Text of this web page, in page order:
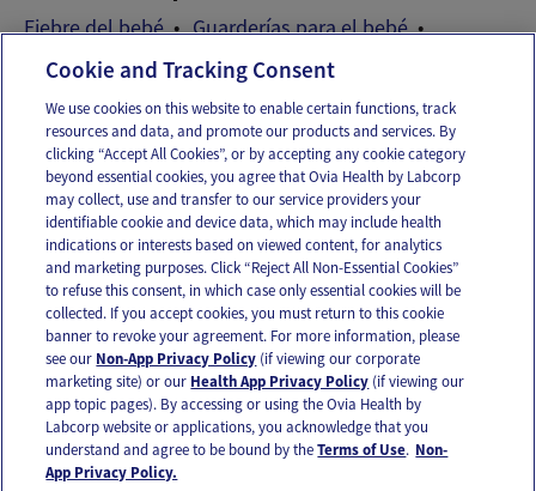
Fiebre del bebé
Guarderías para el bebé
Resfriado del bebé
Email Text
OUR APPS
FOLLOW US
Cookie and Tracking Consent
We use cookies on this website to enable certain functions, track
resources and data, and promote our products and services. By
clicking “Accept All Cookies”, or by accepting any cookie category
beyond essential cookies, you agree that Ovia Health by Labcorp
may collect, use and transfer to our service providers your
identifiable cookie and device data, which may include health
indications or interests based on viewed content, for analytics
and marketing purposes. Click “Reject All Non-Essential Cookies”
to refuse this consent, in which case only essential cookies will be
collected. If you accept cookies, you must return to this cookie
banner to revoke your agreement. For more information, please
see our Non-App Privacy Policy (if viewing our corporate
marketing site) or our Health App Privacy Policy (if viewing our
app topic pages). By accessing or using the Ovia Health by
Labcorp website or applications, you acknowledge that you
understand and agree to be bound by theTerms of Use. Non-
App Privacy Policy.